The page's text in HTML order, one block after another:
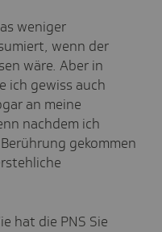
weniger
wenn der
wäre. Aber in
ich gewiss auch
an meine
nachdem ich
gekommen
hat die PNS Sie